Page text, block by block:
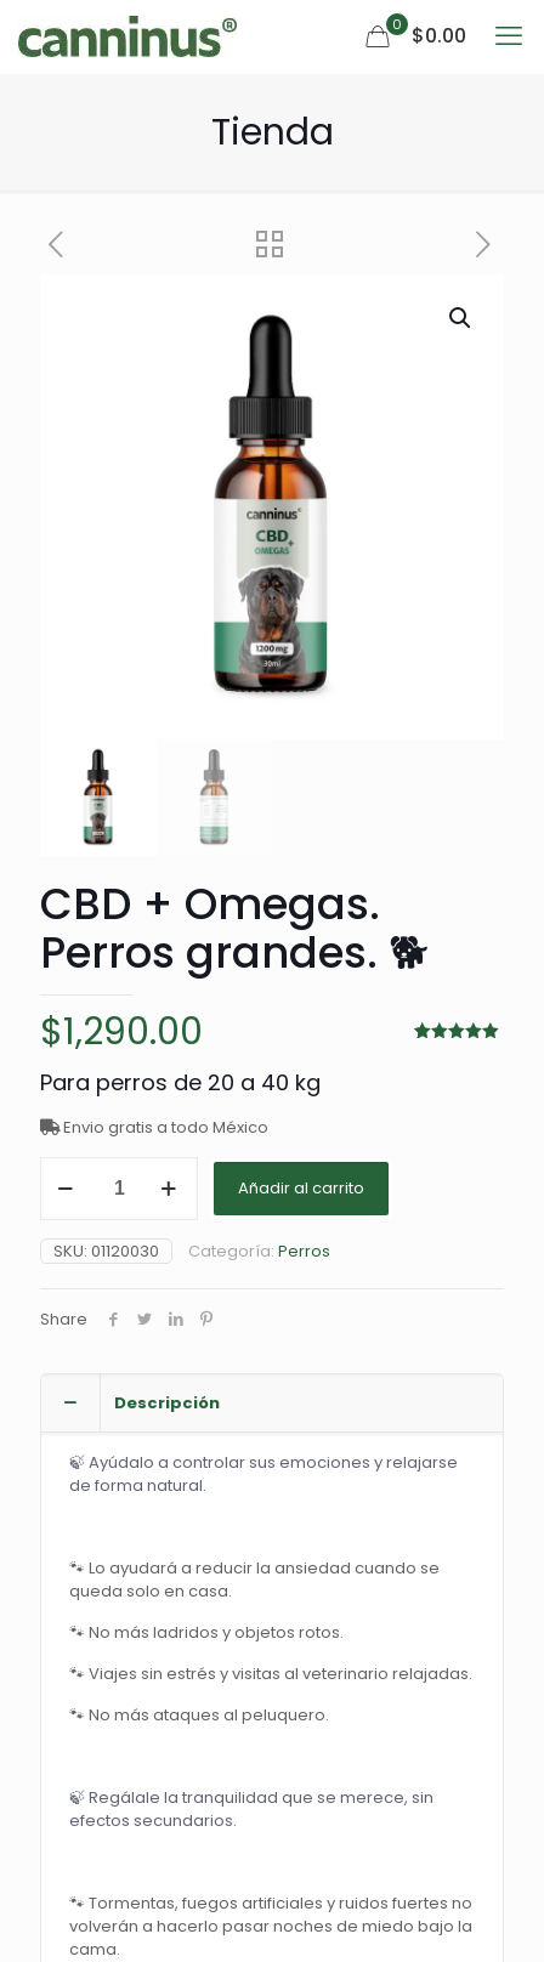
0 $0.00
Tienda
CBD + Omegas.
Perros grandes. 🐕
$1,290.00
Para perros de 20 a 40 kg
Envio gratis a todo México
Perros
grandes.
Añadir al carrito
SKU: 01120030 Categoría: Perros
Share
Descripción
🍃 Ayúdalo a controlar sus emociones y relajarse
de forma natural.
🐾 Lo ayudará a reducir la ansiedad cuando se
queda solo en casa.
🐾 No más ladridos y objetos rotos.
🐾 Viajes sin estrés y visitas al veterinario relajadas.
🐾 No más ataques al peluquero.
🍃 Regálale la tranquilidad que se merece, sin
efectos secundarios.
🐾 Tormentas, fuegos artificiales y ruidos fuertes no
volverán a hacerlo pasar noches de miedo bajo la
cama.